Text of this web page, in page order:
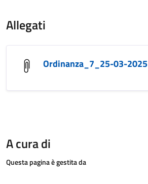
Allegati
Ordinanza_7_25-03-2025
A cura di
Questa pagina è gestita da